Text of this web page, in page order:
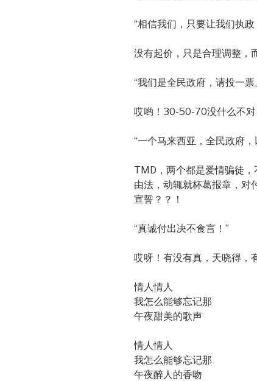
“相信我们，只要让我们执
没有起价，只是合理调整，
“我们是全民政府，请投一票
哎哟！30-50-70没什么不对
“一个马来西亚，全民政府
TMD，两个都是爱情骗徒
由法，动辄就杯葛报章，对
宣誓？？！
“真诚付出决不食言！”
哎呀！有没有真，天晓得，
情人情人
我怎么能够忘记那
午夜甜美的歌声
情人情人
我怎么能够忘记那
午夜醉人的香吻